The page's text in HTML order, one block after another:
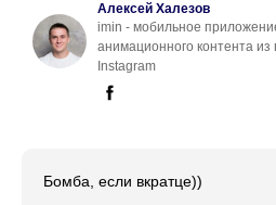
Алексей Халезов
imin - мобильное
анимационного контента
Instagram
Бомба, если вкратце))